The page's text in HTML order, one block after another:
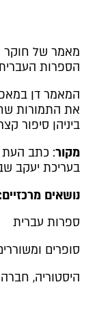
מאמר של חוקר
הספרות העברית
המאמר דן
את התמורות
ביניהן סיפור
מקור: כתב העת
בעריכת יעקב
נושאים מרכזיים:
ספרות עברית
סופרים
היסטוריה,